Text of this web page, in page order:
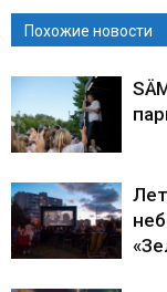
Похожие новости